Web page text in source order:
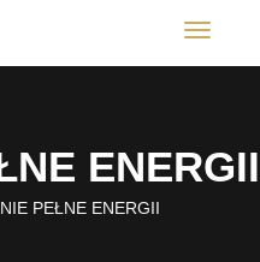
T
g
n
a
ENERGII
PEŁNE ENERGII